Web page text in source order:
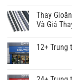
Thay
Và Giá
12+ Trung